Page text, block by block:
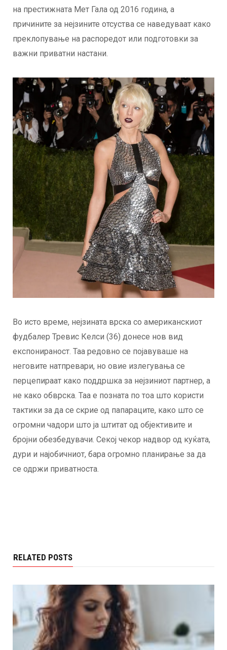
на престижната Мет Гала од 2016 година, а
причините за нејзините отсуства се наведуваат како
преклопување на распоредот или подготовки за
важни приватни настани.
Во исто време, нејзината врска со американскиот
фудбалер Тревис Келси (36) донесе нов вид
експонираност. Таа редовно се појавуваше на
неговите натпревари, но овие излегувања се
перцепираат како поддршка за нејзиниот партнер, а
не како обврска. Таа е позната по тоа што користи
тактики за да се скрие од папараците, како што се
огромни чадори што ја штитат од објективите и
бројни обезбедувачи. Секој чекор надвор од куќата,
дури и најобичниот, бара огромно планирање за да
се одржи приватноста.
RELATED POSTS